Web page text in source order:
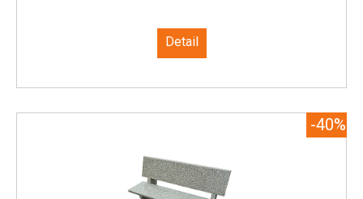
Detail
-40%